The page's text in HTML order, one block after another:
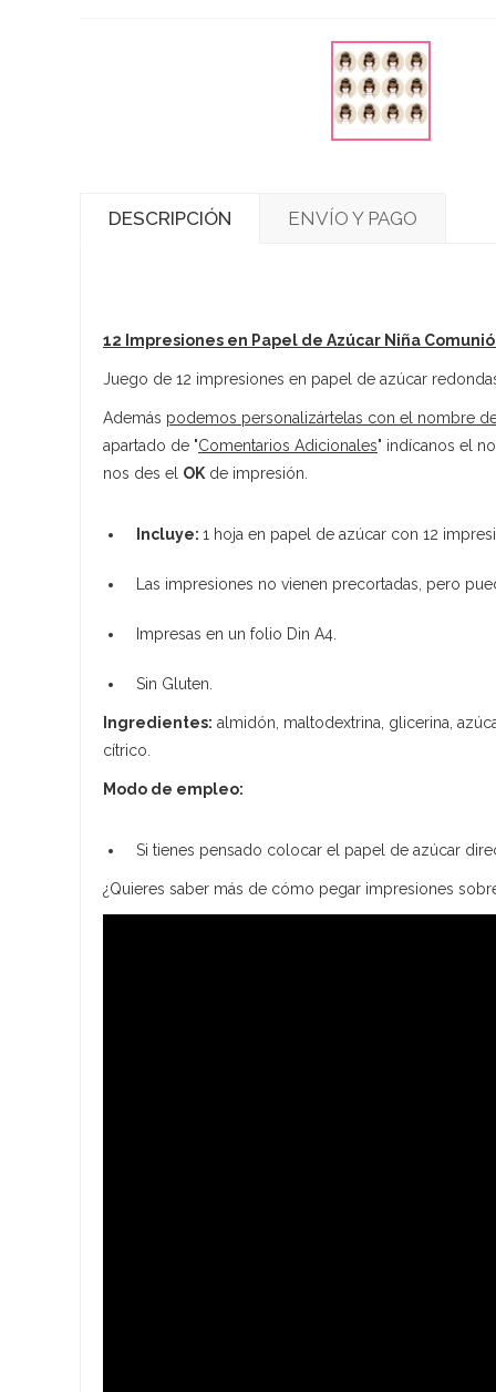
DESCRIPCIÓN ENVÍO Y PAGO
12 Impresiones en Papel de Azúcar Niña
Juego de 12 impresiones en papel de azúcar
Además podemos personalizártelas con el nombre
apartado de "Comentarios Adicionales" indícanos el
nos des el OK de impresión.
Incluye: 1 hoja en papel de azúcar con 12
Las impresiones no vienen precortadas, pero
Impresas en un folio Din A4.
Sin Gluten.
Ingredientes: almidón, maltodextrina, glicerina,
cítrico.
Modo de empleo:
Si tienes pensado colocar el papel de azúcar
¿Quieres saber más de cómo pegar impresiones